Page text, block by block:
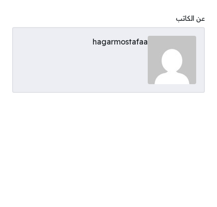
عن الكاتب
hagarmostafaa